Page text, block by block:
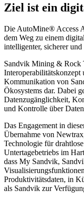
Ziel ist ein
Die AutoMine® Access
dem Weg zu einem
intelligenter, sicherer
Sandvik Mining & Rock
Kommunikation von
Ökosystems dar. Dabei
Datenzugänglichkeit,
und Kontrolle über
Das Engagement in
Übernahme von
Technologie für
Untertagebetriebs im
dass My Sandvik,
Produktivitätsdaten, in
als Sandvik zur